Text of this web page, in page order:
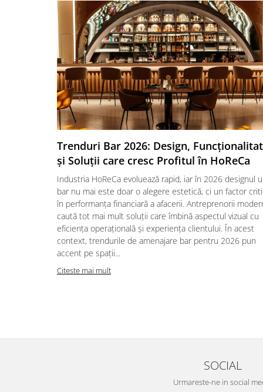
Trenduri Bar 2026: Design,
și Soluții care cresc Profitul în HoReCa
Industria HoReCa evoluează rapid, iar în 2026 designul
bar nu mai este doar o alegere estetică, ci un factor
în performanța financiară a afacerii. Antreprenorii
caută tot mai mult soluții care îmbină aspectul vizual cu
eficiența operațională și experiența clientului. În acest
context, trendurile de amenajare bar pentru 2026 pun
accent pe spații...
Citeste mai mult
SOCIAL
Urmareste-ne in social